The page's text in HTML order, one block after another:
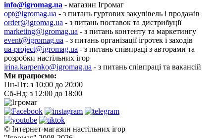
info@igromag.ua - магазин Ігромаг
opt@igromag.ua - з питань гуртових закупівель і продажів
order@igromag.ua - з питань поставок та дистрибуції
marketing@igromag.ua - з питань контенту та маркетингу
event@igromag.ua - з питань організації ігротек і заходів
ua-project@igromag.ua - з питань співпраці з авторами та
розробки настільних ігор
irina.karpenko@igromag.ua - з питань співпраці та вакансій
Ми працюємо:
Пн-Пт: з 10:00 до 20:00
Сб-Нд: з 12:00 до 18:00
© Інтернет-магазин настільних ігор